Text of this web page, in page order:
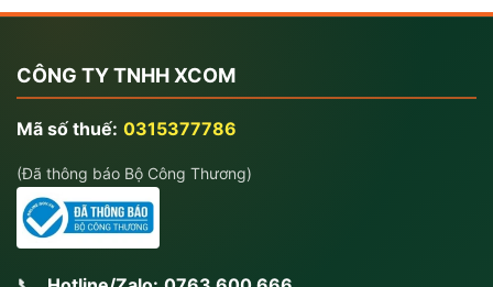
CÔNG TY TNHH XCOM
Mã số thuế: 0315377786
(Đã thông báo Bộ Công Thương)